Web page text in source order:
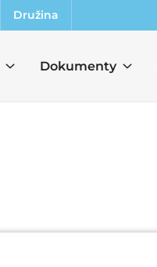
Družina
Dokumenty